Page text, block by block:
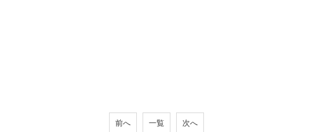
前へ 一覧 次へ